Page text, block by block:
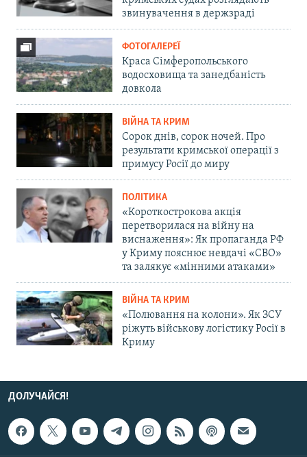
звинувачення в держзраді
ФОТОГАЛЕРЕЇ
Краса Сімферопольського
водосховища та занедбаність
довкола
ВІЙНА ТА КРИМ
Сорок днів, сорок ночей. Про
результати кримської операції з
примусу Росії до миру
ПОЛІТИКА
«Короткострокова акція
перетворилася на війну на
виснаження»: Як пропаганда РФ
у Криму пояснює невдачі «СВО»
та залякує «мінними атаками»
ВІЙНА ТА КРИМ
«Полювання на колони». Як ЗСУ
ріжуть військову логістику Росії в
Криму
ДОЛУЧАЙСЯ!